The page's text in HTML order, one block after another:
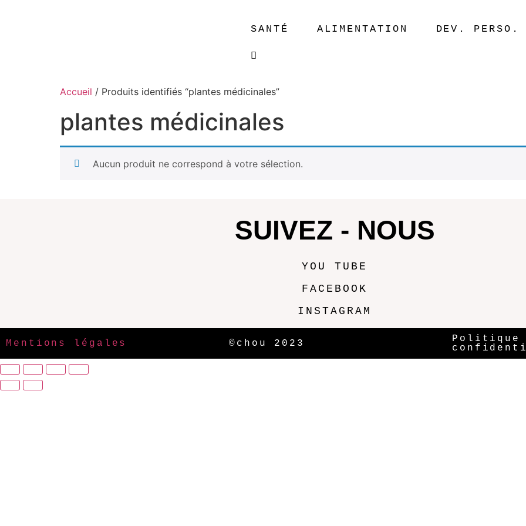
SANTÉ ALIMENTATION DEV. PERSO.
Accueil / Produits identifiés “plantes médicinales”
plantes médicinales
Aucun produit ne correspond à votre sélection.
SUIVEZ - NOUS
YOU TUBE
FACEBOOK
INSTAGRAM
Mentions légales ©chou 2023
Politique